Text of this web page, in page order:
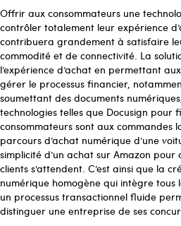
Offrir aux consommateurs une
contrôler totalement leur expérience
contribuera grandement à satisfaire
commodité et de connectivité. La
l’expérience d’achat en permettant
gérer le processus financier,
soumettant des documents
technologies telles que Docusign pour
consommateurs sont aux commandes
parcours d’achat numérique d’une
simplicité d’un achat sur Amazon
clients s’attendent. C’est ainsi que la
numérique homogène qui intègre tous
un processus transactionnel fluide
distinguer une entreprise de ses